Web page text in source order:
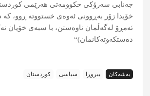
جه‌نابی سه‌رۆكی حكوومه‌تی هه‌رێمی
خۆیدا زۆر به‌ڕوونی ئه‌وه‌ی خستووته‌ ڕوو، كه‌
ئه‌مڕۆ له‌گه‌ڵمان ناوه‌ستن، با سبه‌ی خۆیان
ده‌ستكه‌وته‌كانمان)“
بەشەکان بیروڕا سیاسی کوردستان